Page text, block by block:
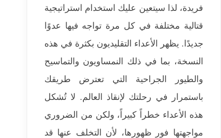
فريدة، لذا سيتعين عليك استخدام استراتيجية
قتالية مختلفة في كل مرة تواجه فيها عدوًا
جديدًا. يظهر الأعداء التقليديون بكثرة في هذه
النسخة، بما في ذلك النمساويون والتماسيح
والطيور الجراحية التي تعترض طريقك
باستمرار في رحلتك لإنقاذ العالم. لا تُشكل
هذه الأعداء خطراً كبيراً، ولكن من الضروري
مواجهتها فور ظهورها، لأن التخلف عنها قد